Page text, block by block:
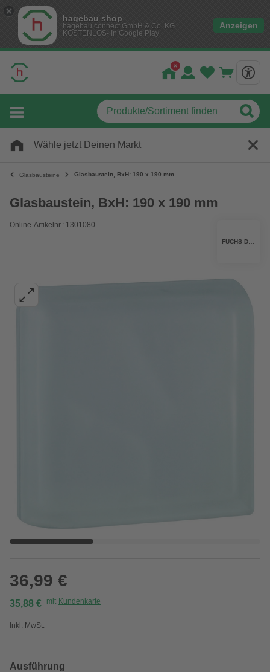
hagebau shop
hagebau connect GmbH & Co. KG
KOSTENLOS- In Google Play
Anzeigen
Wähle jetzt Deinen Markt
Glasbausteine Glasbaustein, BxH: 190 x 190 mm
Glasbaustein, BxH: 190 x 190 mm
Online-Artikelnr.: 1301080
36,99 €
35,88 € mit Kundenkarte
Inkl. MwSt.
Ausführung